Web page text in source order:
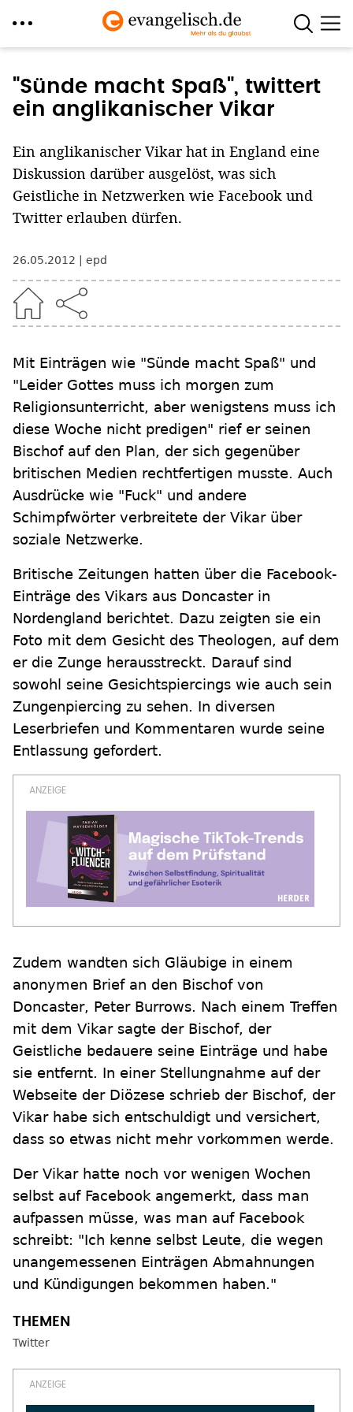
zum
Inhalt
"Sünde macht Spaß", twittert
ein anglikanischer Vikar
Ein anglikanischer Vikar hat in England eine
Diskussion darüber ausgelöst, was sich
Geistliche in Netzwerken wie Facebook und
Twitter erlauben dürfen.
26.05.2012 epd
Mit Einträgen wie "Sünde macht Spaß" und
"Leider Gottes muss ich morgen zum
Religionsunterricht, aber wenigstens muss ich
diese Woche nicht predigen" rief er seinen
Bischof auf den Plan, der sich gegenüber
britischen Medien rechtfertigen musste. Auch
Ausdrücke wie "Fuck" und andere
Schimpfwörter verbreitete der Vikar über
soziale Netzwerke.
Britische Zeitungen hatten über die Facebook-
Einträge des Vikars aus Doncaster in
Nordengland berichtet. Dazu zeigten sie ein
Foto mit dem Gesicht des Theologen, auf dem
er die Zunge herausstreckt. Darauf sind
sowohl seine Gesichtspiercings wie auch sein
Zungenpiercing zu sehen. In diversen
Leserbriefen und Kommentaren wurde seine
Entlassung gefordert.
Zudem wandten sich Gläubige in einem
anonymen Brief an den Bischof von
Doncaster, Peter Burrows. Nach einem Treffen
mit dem Vikar sagte der Bischof, der
Geistliche bedauere seine Einträge und habe
sie entfernt. In einer Stellungnahme auf der
Webseite der Diözese schrieb der Bischof, der
Vikar habe sich entschuldigt und versichert,
dass so etwas nicht mehr vorkommen werde.
Der Vikar hatte noch vor wenigen Wochen
selbst auf Facebook angemerkt, dass man
aufpassen müsse, was man auf Facebook
schreibt: "Ich kenne selbst Leute, die wegen
unangemessenen Einträgen Abmahnungen
und Kündigungen bekommen haben."
Twitter